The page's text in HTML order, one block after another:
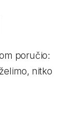
poručio:
nitko